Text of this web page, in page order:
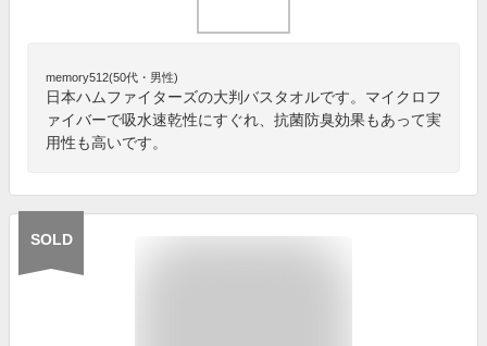
memory512(50代・男性)
日本ハムファイターズの大判バスタオルです。マイクロフ
ァイバーで吸水速乾性にすぐれ、抗菌防臭効果もあって実
用性も高いです。
SOLD